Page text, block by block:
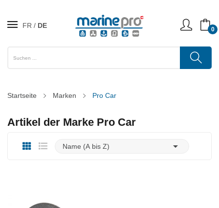
FR DE 0
Startseite Marken Pro Car
Artikel der Marke Pro Car
Name (A bis Z) 